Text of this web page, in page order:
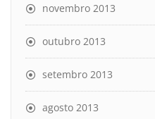
novembro 2013
outubro 2013
setembro 2013
agosto 2013